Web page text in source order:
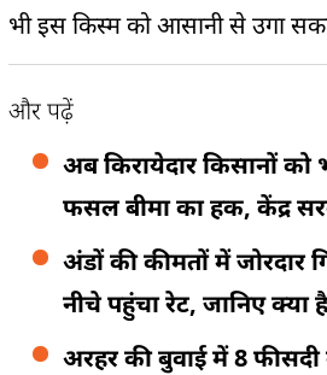
भी इस किस्म को आसानी से उगा
और पढ़ें
अब किरायेदार किसानों
फसल बीमा का हक, केंद्र
अंडों की कीमतों में जोरदार
नीचे पहुंचा रेट, जानिए क्या
अरहर की बुवाई में 8 फीसदी